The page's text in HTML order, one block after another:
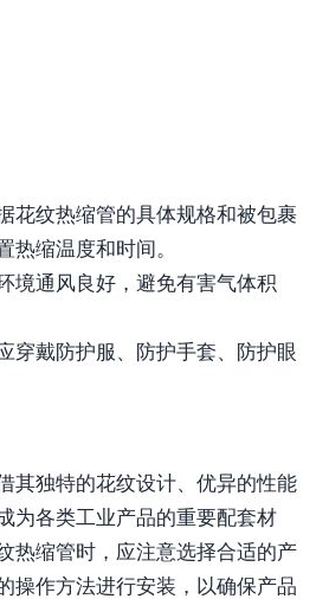
花纹热缩管的具体规格和被包裹
热缩温度和时间。
境通风良好，避免有害气体积
穿戴防护服、防护手套、防护眼
其独特的花纹设计、优异的性能
为各类工业产品的重要配套材
热缩管时，应注意选择合适的产
操作方法进行安装，以确保产品